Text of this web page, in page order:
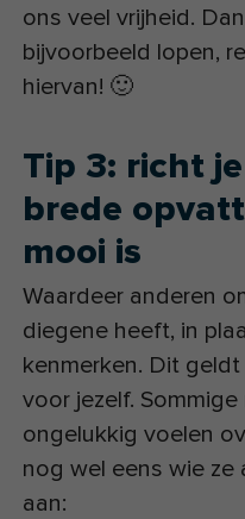
ons veel vrijheid.
bijvoorbeeld lopen,
hiervan! 🙂
Tip 3: richt
brede
mooi is
Waardeer anderen
diegene heeft, in
kenmerken. Dit
voor jezelf.
ongelukkig voelen
nog wel eens wie ze
aan: